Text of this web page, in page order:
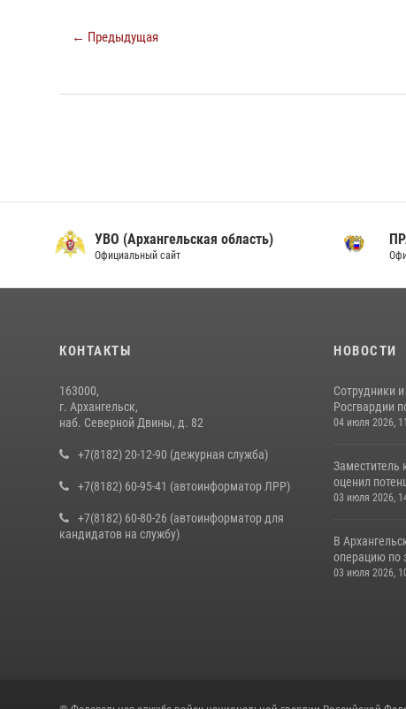
← Предыдущая
УВО (Архангельская область)
Официальный сайт
КОНТАКТЫ
163000,
г. Архангельск,
наб. Северной Двины, д. 82
+7(8182) 20-12-90 (дежурная служба)
+7(8182) 60-95-41 (автоинформатор ЛРР)
+7(8182) 60-80-26 (автоинформатор для
кандидатов на службу)
НОВОСТИ
Сотрудники
Росгвардии
04 июля 2026,
Заместитель
оценил
03 июля 2026,
В
операцию по
03 июля 2026,